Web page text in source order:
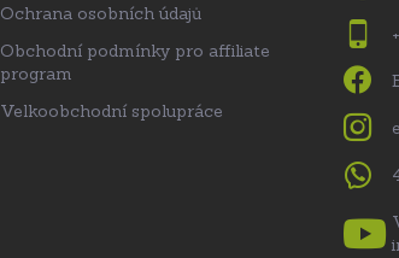
Ochrana osobních údajů
Obchodní podmínky pro affiliate
program
Velkoobchodní spolupráce